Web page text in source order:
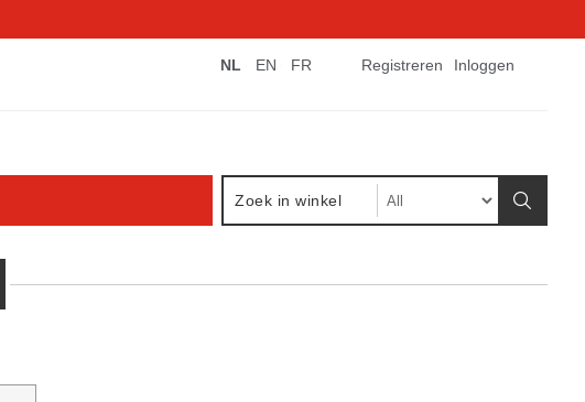
Registreren Inloggen
NL EN FR